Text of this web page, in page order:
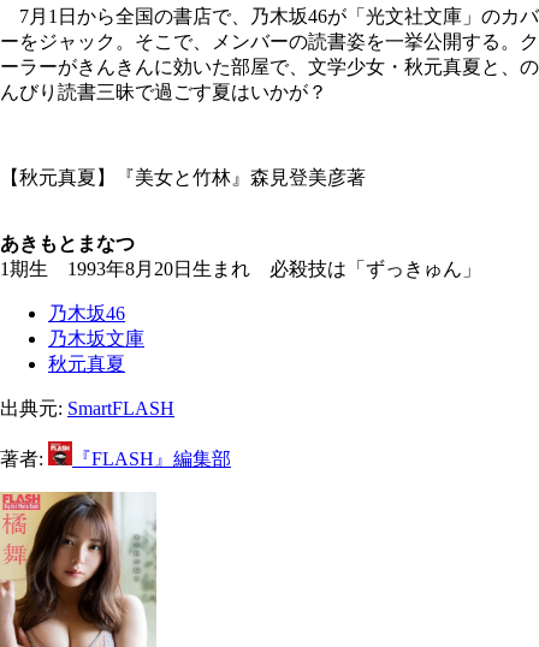
7月1日から全国の書店で、乃木坂46が「光文社文庫」のカバ
ーをジャック。そこで、メンバーの読書姿を一挙公開する。ク
ーラーがきんきんに効いた部屋で、文学少女・秋元真夏と、の
んびり読書三昧で過ごす夏はいかが？
【秋元真夏】『美女と竹林』森見登美彦著
あきもとまなつ
1期生 1993年8月20日生まれ 必殺技は「ずっきゅん」
乃木坂46
乃木坂文庫
秋元真夏
出典元: SmartFLASH
著者: 『FLASH』編集部